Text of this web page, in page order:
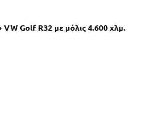
VW Golf R32 με μόλις 4.600 χλμ.